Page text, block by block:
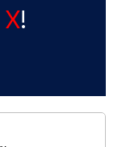
X!